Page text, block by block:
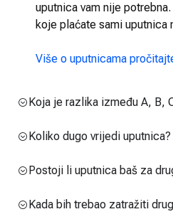
uputnica vam nije
koje plaćate sami uputnica
Više o uputnicama
Koja je razlika između A, B,
Koliko dugo vrijedi uputnica?
Postoji li uputnica baš za
Kada bih trebao zatražiti